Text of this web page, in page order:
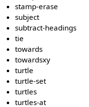
stamp-erase
subject
subtract-headings
tie
towards
towardsxy
turtle
turtle-set
turtles
turtles-at